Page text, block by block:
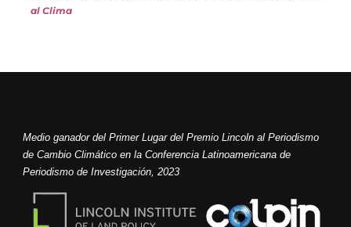
al Clima
Medio ganador del Primer Lugar del Premio Lincoln al Periodismo
de Cambio Climático en la Conferencia Latinoamericana de
Periodismo de Investigación, 2023